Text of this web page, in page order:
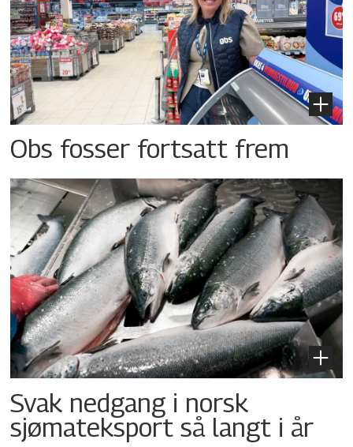
Obs fosser fortsatt frem
Svak nedgang i norsk
sjømateksport så langt i år